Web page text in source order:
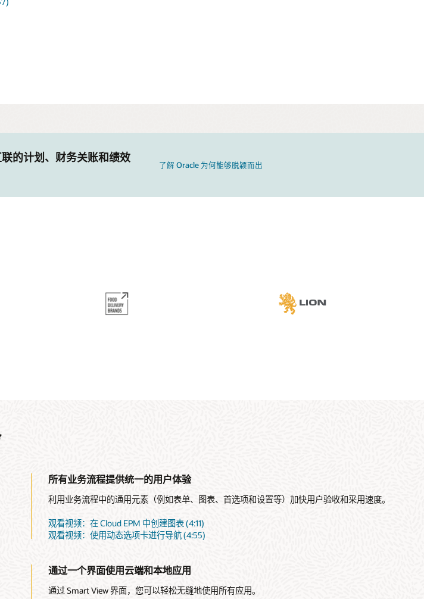
的计划、财务关账和绩效
了解 Oracle 为何能够脱颖而出
所有业务流程提供统一的用户体验
利用业务流程中的通用元素（例如表单、图表、首选项和设置等）加快用户验收和采用速度。
观看视频：在 Cloud EPM 中创建图表 (4:11)
观看视频：使用动态选项卡进行导航 (4:55)
通过一个界面使用云端和本地应用
通过 Smart View 界面，您可以轻松无缝地使用所有应用。